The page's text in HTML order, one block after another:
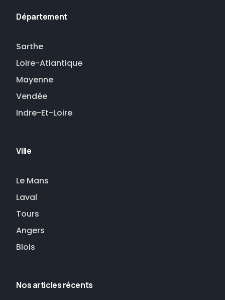
Département
Sarthe
Loire-Atlantique
Mayenne
Vendée
Indre-Et-Loire
Ville
Le Mans
Laval
Tours
Angers
Blois
Nos articles récents